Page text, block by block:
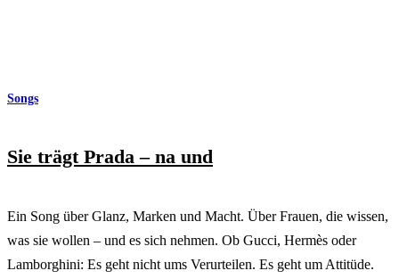
Songs
Sie trägt Prada – na und
Ein Song über Glanz, Marken und Macht. Über Frauen, die wissen,
was sie wollen – und es sich nehmen. Ob Gucci, Hermès oder
Lamborghini: Es geht nicht ums Verurteilen. Es geht um Attitüde.